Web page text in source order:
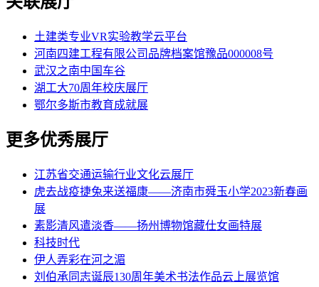
土建类专业VR实验教学云平台
河南四建工程有限公司品牌档案馆豫品000008号
武汉之南中国车谷
湖工大70周年校庆展厅
鄂尔多斯市教育成就展
更多优秀展厅
江苏省交通运输行业文化云展厅
虎去战疫捷兔来送福康——济南市舜玉小学2023新春画
展
素影清风遣淡香——扬州博物馆藏仕女画特展
科技时代
伊人弄彩在河之湄
刘伯承同志诞辰130周年美术书法作品云上展览馆